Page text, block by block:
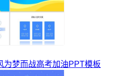
为梦而战高考加油PPT模板